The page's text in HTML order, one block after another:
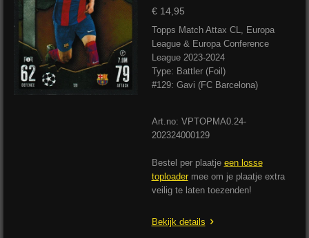
€ 14,95
Topps Match Attax CL, Europa
League & Europa Conference
League 2023-2024
Type: Battler (Foil)
#129: Gavi (FC Barcelona)
Art.no: VPTOPMA0.24-
202324000129
Bestel per plaatje een losse
toploadermee om je plaatje extra
veilig te laten toezenden!
Bekijk details